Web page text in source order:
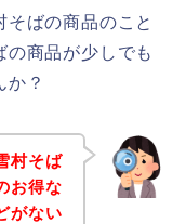
ばの商品のこと
の商品が少しでも
か？
村そば
お得な
がない